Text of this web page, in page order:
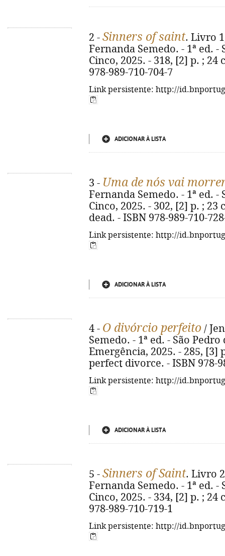
2 - Sinners of saint. Livro
Fernanda Semedo. - 1ª ed. -
Cinco, 2025. - 318, [2] p. ;
978-989-710-704-7
Link persistente: http://
ADICIONAR À LISTA
3 - Uma de nós vai
Fernanda Semedo. - 1ª ed. -
Cinco, 2025. - 302, [2] p. ;
dead. - ISBN 978-989-710-
Link persistente: http://
ADICIONAR À LISTA
4 - O divórcio perfeito /
Semedo. - 1ª ed. - São
Emergência, 2025. - 285, [3]
perfect divorce. - ISBN 978-
Link persistente: http://
ADICIONAR À LISTA
5 - Sinners of Saint. Livro
Fernanda Semedo. - 1ª ed. -
Cinco, 2025. - 334, [2] p. ;
978-989-710-719-1
Link persistente: http://